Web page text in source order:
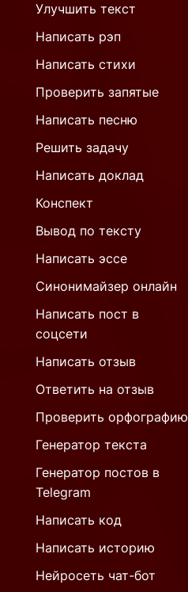
Улучшить текст
Написать рэп
Написать стихи
Проверить запятые
Написать песню
Решить задачу
Написать доклад
Конспект
Вывод по тексту
Написать эссе
Синонимайзер онлайн
Написать пост в
соцсети
Написать отзыв
Ответить на отзыв
Проверить орфографию
Генератор текста
Генератор постов в
Telegram
Написать код
Написать историю
Нейросеть чат-бот